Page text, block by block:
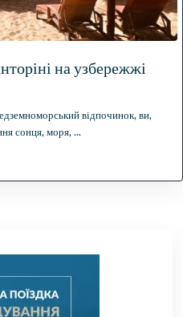
на узбережжі
відпочинок, ви,
сонця, моря,...